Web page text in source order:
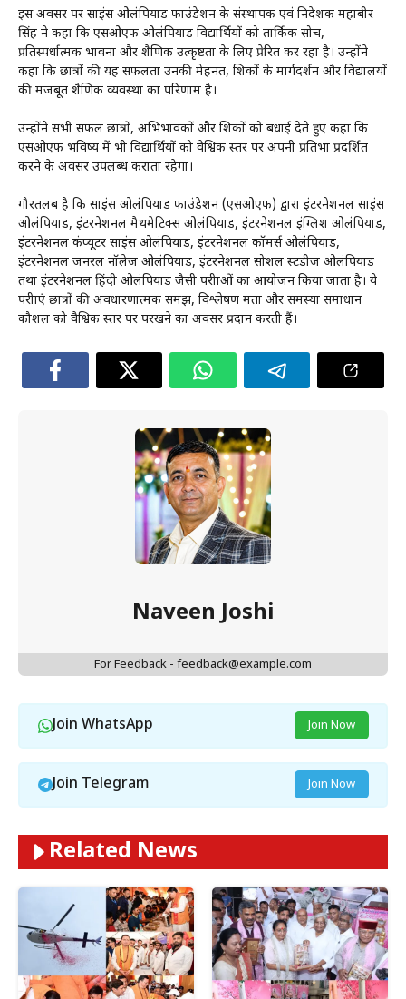
इस अवसर पर साइंस ओलंपियाड फाउंडेशन के संस्थापक एवं निदेशक महाबीर
सिंह ने कहा कि एसओएफ ओलंपियाड विद्यार्थियों को तार्किक सोच,
प्रतिस्पर्धात्मक भावना और शैक्षणिक उत्कृष्टता के लिए प्रेरित कर रहा है। उन्होंने
कहा कि छात्रों की यह सफलता उनकी मेहनत, शिक्षकों के मार्गदर्शन और विद्यालयों
की मजबूत शैक्षणिक व्यवस्था का परिणाम है।
उन्होंने सभी सफल छात्रों, अभिभावकों और शिक्षकों को बधाई देते हुए कहा कि
एसओएफ भविष्य में भी विद्यार्थियों को वैश्विक स्तर पर अपनी प्रतिभा प्रदर्शित
करने के अवसर उपलब्ध कराता रहेगा।
गौरतलब है कि साइंस ओलंपियाड फाउंडेशन (एसओएफ) द्वारा इंटरनेशनल साइंस
ओलंपियाड, इंटरनेशनल मैथमेटिक्स ओलंपियाड, इंटरनेशनल इंग्लिश ओलंपियाड,
इंटरनेशनल कंप्यूटर साइंस ओलंपियाड, इंटरनेशनल कॉमर्स ओलंपियाड,
इंटरनेशनल जनरल नॉलेज ओलंपियाड, इंटरनेशनल सोशल स्टडीज ओलंपियाड
तथा इंटरनेशनल हिंदी ओलंपियाड जैसी परीक्षाओं का आयोजन किया जाता है। ये
परीक्षाएं छात्रों की अवधारणात्मक समझ, विश्लेषण क्षमता और समस्या समाधान
कौशल को वैश्विक स्तर पर परखने का अवसर प्रदान करती हैं।
Naveen Joshi
For Feedback - feedback@example.com
Join WhatsApp Join Now
Join Telegram Join Now
Related News